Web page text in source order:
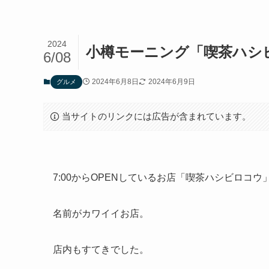
小樽モーニング「喫茶ハシ
2024
6/08
グルメ 2024年6月8日 2024年6月9日
当サイトのリンクには広告が含まれています。
7:00からOPENしているお店「喫茶ハシビロコウ」
名前がカワイイお店。
店内もすてきでした。